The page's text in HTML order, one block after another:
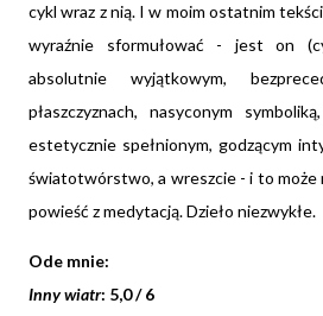
cykl wraz z nią. I w moim ostatnim
wyraźnie sformułować - jest on
absolutnie wyjątkowym,
płaszczyznach, nasyconym
estetycznie spełnionym, godzącym
światotwórstwo, a wreszcie - i to może
powieść z medytacją. Dzieło niezwykłe.
Ode mnie:
Inny wiatr: 5,0 / 6